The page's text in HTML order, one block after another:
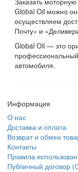
Global Oil можно
осуществляем
Почту» и
Global Oil — это
автомобиля.
Информация
О нас
Доставка и оплата
Возврат и обмен
Контакты
Правила
Публичный договор